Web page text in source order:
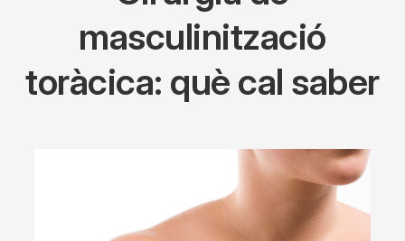
masculinització
toràcica: què cal saber